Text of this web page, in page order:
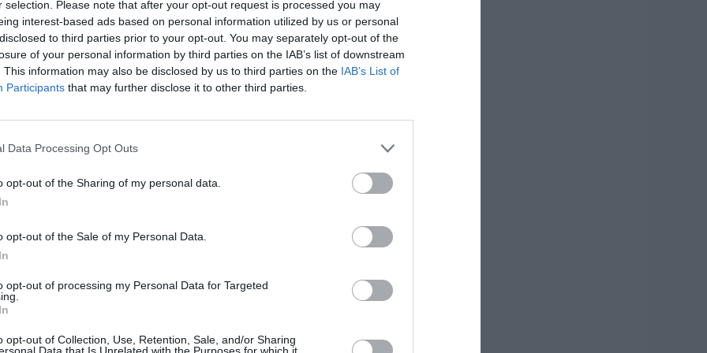
selection. Please note that after your opt-out request is processed you may
interest-based ads based on personal information utilized by us or personal
to third parties prior to your opt-out. You may separately opt-out of the
of your personal information by third parties on the IAB’s list of downstream
This information may also be disclosed by us to third parties on the IAB’s List of
Participants that may further disclose it to other third parties.
Data Processing Opt Outs
opt-out of the Sharing of my personal data.
opt-out of the Sale of my Personal Data.
opt-out of processing my Personal Data for Targeted
opt-out of Collection, Use, Retention, Sale, and/or Sharing
Data that Is Unrelated with the Purposes for which it
Λειτουργία στην οποία συμμετείχαν πλήθος λαού και οι
ο Υφυπουργός Προστασίας του Πολίτη κ. Ιωάννης